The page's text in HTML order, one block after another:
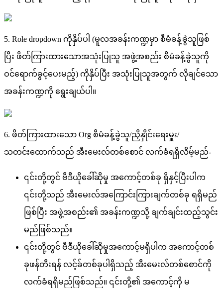
5. Role dropdown ကနပပ (မလအခနကဏမ စမခနခသ ဖစ
ပ ဖတ ကထသအသ ပသ အဖအစည စမခနခသက
ဝငရကခငပမည) ကနပ ပ အသ ပသအတက လခငသ
အခနကဏက ရခယပ ။
6. ဖတ ကထသ Org စမခနခသ/ညနငရမ/
သတငထကသည အမလတစစင လကခရရလမမည-
၎ငတတင ဗဒယခ ဆမ အကငတစခ ရနင ပပ က
၎ငတသည အမလအကင ကခကတစခ ရရမည
ဖစ ပ အဖအစည၏ အခနကဏသ ခကခငထညသင
မည ဖစသည။
၎ငတတင ဗဒယခ ဆမအကငမရပ က အကငတစ
ခဖနတရန လငခတစခပ ရသည အမလတစစငက
လကခရရမည ဖစသည။ ၎ငတ၏ အကငက မ